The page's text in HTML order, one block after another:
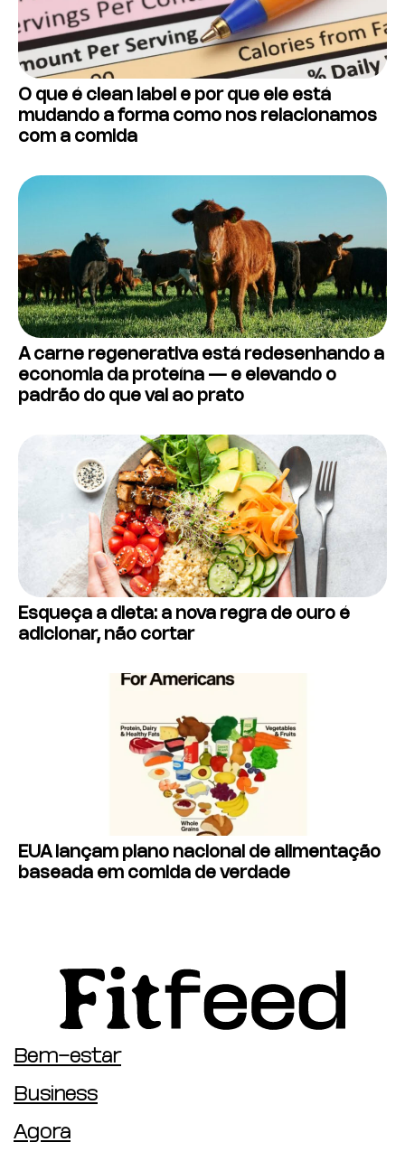
O que é clean label e por que ele está
mudando a forma como nos relacionamos
com a comida
A carne regenerativa está redesenhando a
economia da proteína — e elevando o
padrão do que vai ao prato
Esqueça a dieta: a nova regra de ouro é
adicionar, não cortar
EUA lançam plano nacional de alimentação
baseada em comida de verdade
Bem-estar
Business
Agora